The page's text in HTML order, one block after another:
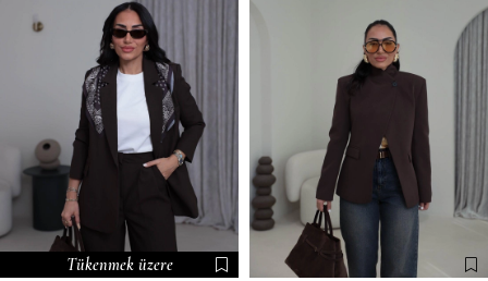
Tükenmek üzere